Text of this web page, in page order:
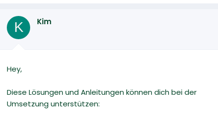
K Kim
Hey,
Diese Lösungen und Anleitungen können dich bei der
Umsetzung unterstützen: